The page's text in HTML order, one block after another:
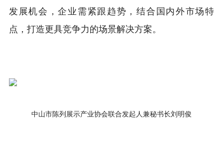
发展机会，企业需紧跟趋势，结合国内外市场特
点，打造更具竞争力的场景解决方案。
中山市陈列展示产业协会联合发起人兼秘书长刘明俊